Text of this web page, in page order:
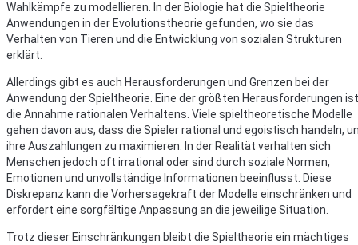
Wahlkämpfe zu modellieren. In der Biologie hat die Spieltheorie
Anwendungen in der Evolutionstheorie gefunden, wo sie das
Verhalten von Tieren und die Entwicklung von sozialen Strukturen
erklärt.
Allerdings gibt es auch Herausforderungen und Grenzen bei der
Anwendung der Spieltheorie. Eine der größten Herausforderungen ist
die Annahme rationalen Verhaltens. Viele spieltheoretische Modelle
gehen davon aus, dass die Spieler rational und egoistisch handeln,
ihre Auszahlungen zu maximieren. In der Realität verhalten sich
Menschen jedoch oft irrational oder sind durch soziale Normen,
Emotionen und unvollständige Informationen beeinflusst. Diese
Diskrepanz kann die Vorhersagekraft der Modelle einschränken und
erfordert eine sorgfältige Anpassung an die jeweilige Situation.
Trotz dieser Einschränkungen bleibt die Spieltheorie ein mächtiges